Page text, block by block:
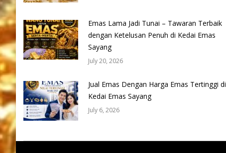
Emas Lama Jadi Tunai – Tawaran Terbaik
dengan Ketelusan Penuh di Kedai Emas
Sayang
July 20, 2026
Jual Emas Dengan Harga Emas Tertinggi di
Kedai Emas Sayang
July 6, 2026